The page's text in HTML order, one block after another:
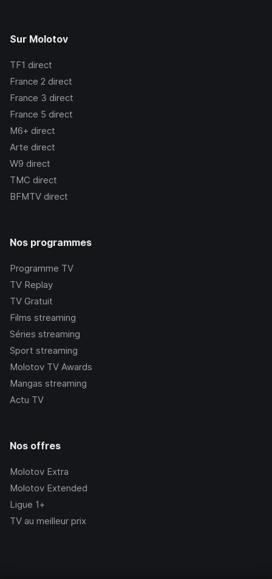
Sur Molotov
TF1 direct
France 2 direct
France 3 direct
France 5 direct
M6+ direct
Arte direct
W9 direct
TMC direct
BFMTV direct
Nos programmes
Programme TV
TV Replay
TV Gratuit
Films streaming
Séries streaming
Sport streaming
Molotov TV Awards
Mangas streaming
Actu TV
Nos offres
Molotov Extra
Molotov Extended
Ligue 1+
TV au meilleur prix